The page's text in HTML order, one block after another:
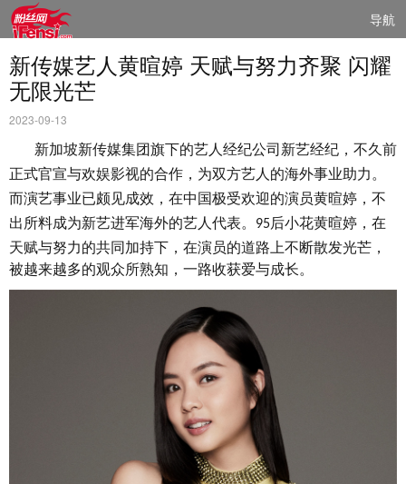
导航
新传媒艺人黄暄婷 天赋与努力齐聚 闪耀
无限光芒
2023-09-13
新加坡新传媒集团旗下的艺人经纪公司新艺经纪，不久前
正式官宣与欢娱影视的合作，为双方艺人的海外事业助力。
而演艺事业已颇见成效，在中国极受欢迎的演员黄暄婷，不
出所料成为新艺进军海外的艺人代表。 95后小花黄暄婷，在
天赋与努力的共同加持下，在演员的道路上不断散发光芒，
被越来越多的观众所熟知，一路收获爱与成长。